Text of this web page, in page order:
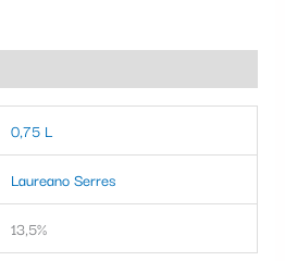
0,75 L
Laureano Serres
13,5%